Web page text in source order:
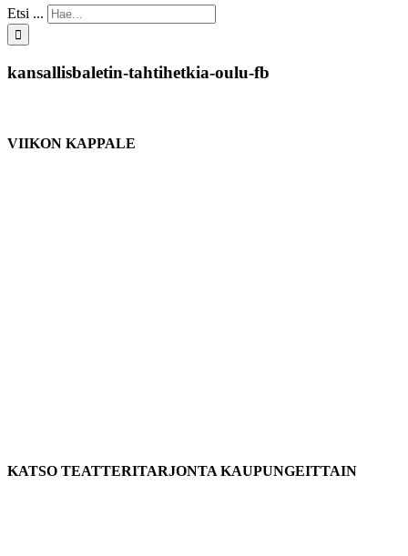
Etsi ...
kansallisbaletin-tahtihetkia-oulu-fb
VIIKON KAPPALE
KATSO TEATTERITARJONTA KAUPUNGEITTAIN